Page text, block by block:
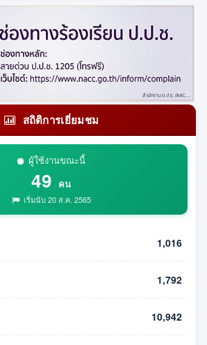
สถิติการเยี่ยมชม
ผู้ใช้งานขณะนี้
49 คน
เริ่มนับ 20 ส.ค. 2565
1,016
1,792
10,942